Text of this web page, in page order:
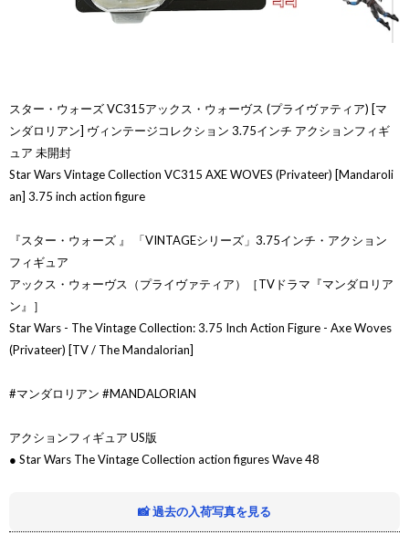
スター・ウォーズ VC315アックス・ウォーヴス (プライヴァティア) [マ
ンダロリアン] ヴィンテージコレクション 3.75インチ アクションフィギ
ュア 未開封
Star Wars Vintage Collection VC315 AXE WOVES (Privateer) [Mandaroli
an] 3.75 inch action figure
『スター・ウォーズ 』 「VINTAGEシリーズ」3.75インチ・アクション
フィギュア
アックス・ウォーヴス（プライヴァティア）［TVドラマ『マンダロリア
ン』］
Star Wars - The Vintage Collection: 3.75 Inch Action Figure - Axe Woves
(Privateer) [TV / The Mandalorian]
#マンダロリアン #MANDALORIAN
アクションフィギュア US版
● Star Wars The Vintage Collection action figures Wave 48
📸 過去の入荷写真を見る